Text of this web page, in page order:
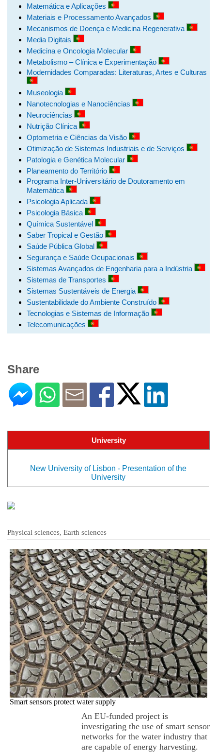
Matemática e Aplicações
Materiais e Processamento Avançados
Mecanismos de Doença e Medicina Regenerativa
Media Digitais
Medicina e Oncologia Molecular
Metabolismo – Clínica e Experimentação
Modernidades Comparadas: Literaturas, Artes e Culturas
Museologia
Nanotecnologias e Nanociências
Neurociências
Nutrição Clínica
Optometria e Ciências da Visão
Otimização de Sistemas Industriais e de Serviços
Patologia e Genética Molecular
Planeamento do Território
Programa Inter-Universitário de Doutoramento em
Matemática
Psicologia Aplicada
Psicologia Básica
Química Sustentável
Saber Tropical e Gestão
Saúde Pública Global
Segurança e Saúde Ocupacionais
Sistemas Avançados de Engenharia para a Indústria
Sistemas de Transportes
Sistemas Sustentáveis de Energia
Sustentabilidade do Ambiente Construído
Tecnologias e Sistemas de Informação
Telecomunicações
Share
University
New University of Lisbon - Presentation of the
University
Physical sciences, Earth sciences
Smart sensors protect water supply
An EU-funded project is
investigating the use of smart sensor
networks for the water industry that
are capable of energy harvesting.